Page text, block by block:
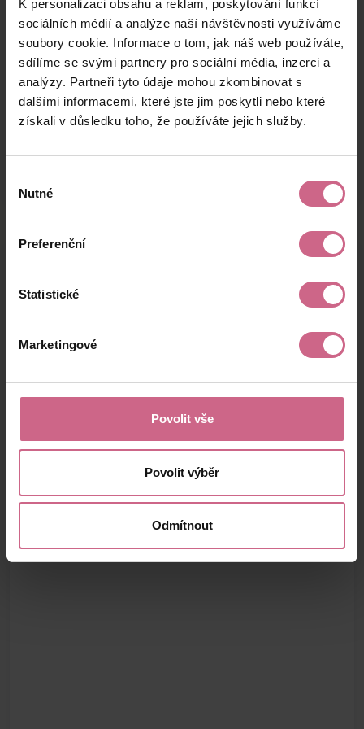
K personalizaci obsahu a reklam, poskytování funkcí
sociálních médií a analýze naší návštěvnosti využíváme
soubory cookie. Informace o tom, jak náš web používáte,
sdílíme se svými partnery pro sociální média, inzerci a
analýzy. Partneři tyto údaje mohou zkombinovat s
dalšími informacemi, které jste jim poskytli nebo které
získali v důsledku toho, že používáte jejich služby.
souhlasu
Nutné
Preferenční
Statistické
Marketingové
Povolit vše
Povolit výběr
Odmítnout
F****
P****
5. 10. 2025
19:52:48
M****
1 000 Kč
5. 10. 2025
18:57:39
1 760 Kč
J****
F****
1 000 Kč
5. 10. 2025
17:16:13
1 760 Kč
keyboard_arrow_left keyboard_arrow_right